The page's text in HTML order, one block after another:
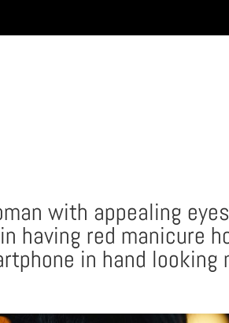
with appealing
having red manicure
in hand looking